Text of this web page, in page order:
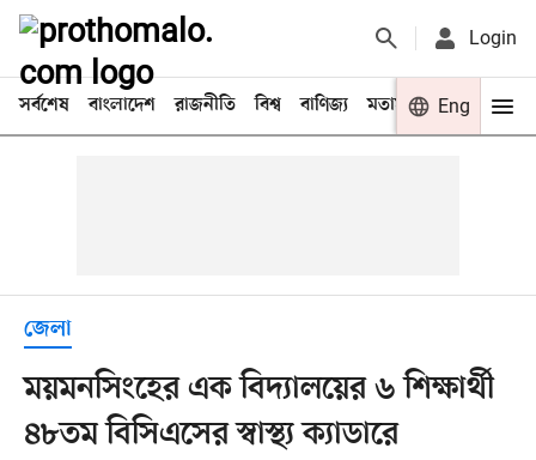
Login
সর্বশেষ বাংলাদেশ রাজনীতি বিশ্ব বাণিজ্য মতামত খেলা
Eng
জেলা
ময়মনসিংহের এক বিদ্যালয়ের ৬ শিক্ষার্থী
৪৮তম বিসিএসের স্বাস্থ্য ক্যাডারে